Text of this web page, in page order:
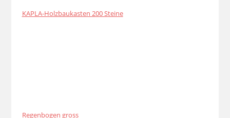
KAPLA-Holzbaukasten 200 Steine
Regenbogen gross